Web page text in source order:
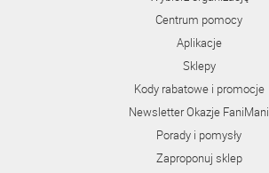
Centrum pomocy
Aplikacje
Sklepy
Kody rabatowe i promocje
Newsletter Okazje FaniMani
Porady i pomysły
Zaproponuj sklep